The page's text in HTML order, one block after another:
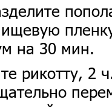
на 30 мин.
рикотту, 2